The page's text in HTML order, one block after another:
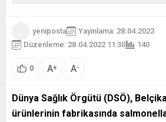
yeniposta
Yayınlama: 28.04.2022
Düzenleme: 28.04.2022 11:30
140
0 A+ A-
Dünya Sağlık Örgütü (DSÖ),
ürünlerinin fabrikasında